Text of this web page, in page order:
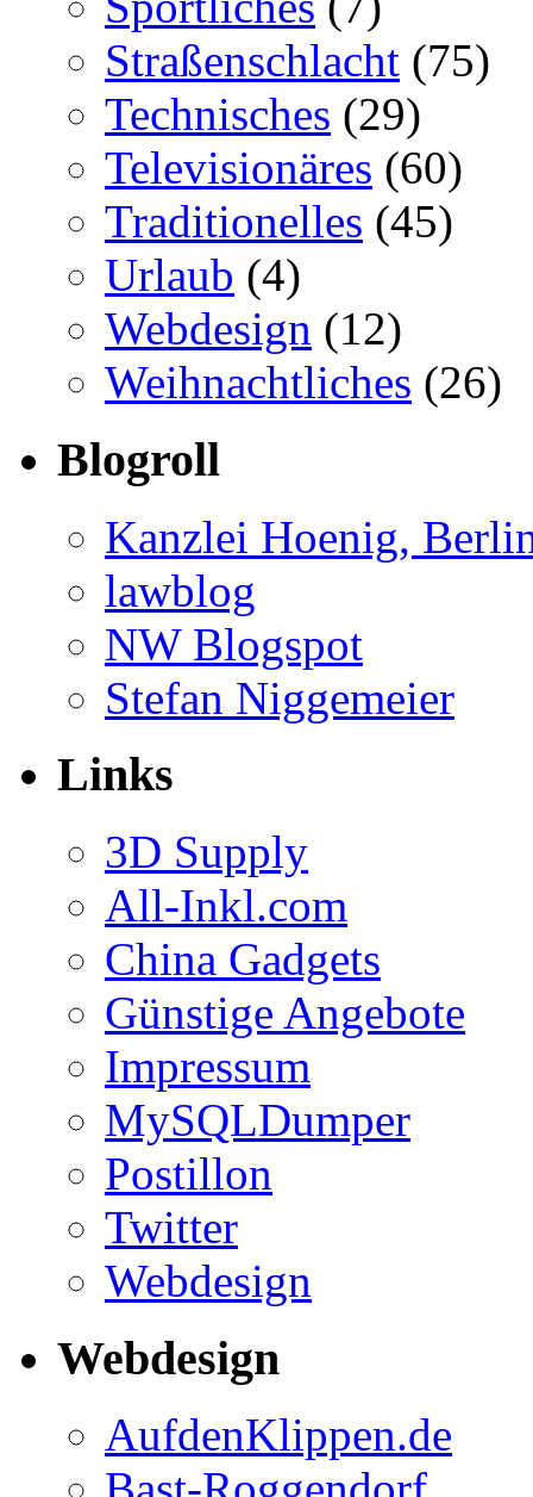
Straßenschlacht (75)
Technisches (29)
Televisionäres (60)
Traditionelles (45)
Urlaub (4)
Webdesign (12)
Weihnachtliches (26)
Blogroll
Kanzlei Hoenig,
lawblog
NW Blogspot
Stefan Niggemeier
Links
3D Supply
All-Inkl.com
China Gadgets
Günstige Angebote
Impressum
MySQLDumper
Postillon
Twitter
Webdesign
Webdesign
AufdenKlippen.de